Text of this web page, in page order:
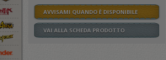
AVVISAMI QUANDO È DISPONIBILE
VAI ALLA SCHEDA PRODOTTO